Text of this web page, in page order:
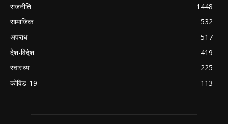
राजनीति
1448
सामाजिक
532
अपराध
517
देश-विदेश
419
स्वास्थ्य
225
कोविड-19
113